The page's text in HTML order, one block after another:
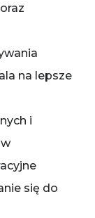
na lepsze
i
się do